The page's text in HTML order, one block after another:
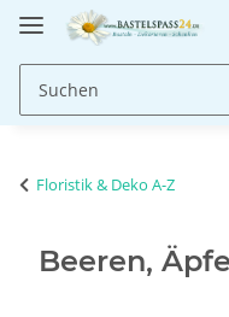
Floristik & Deko A-Z
Beeren,